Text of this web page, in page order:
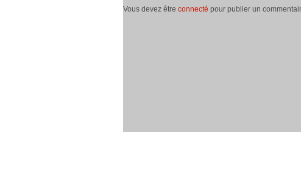
Vous devez être connecté pour publier un